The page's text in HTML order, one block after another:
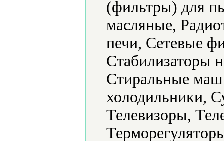
(фильтры) для
масляные,
печи, Сетевые
Стабилизаторы
Стиральные
холодильники,
Телевизоры,